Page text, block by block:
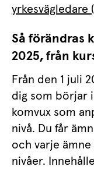
yrkesvägledare
Så förändras
2025, från
Från den 1 juli
dig som börjar
komvux som
nivå. Du får
och varje
nivåer.